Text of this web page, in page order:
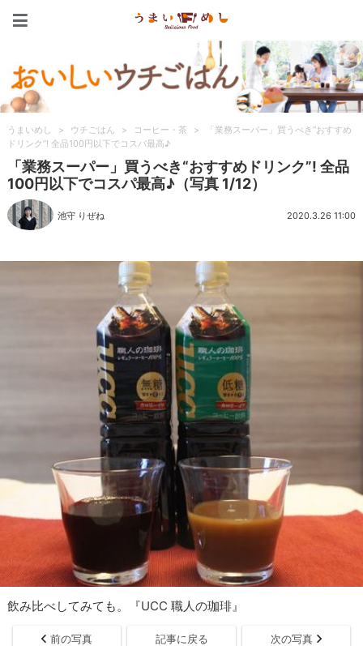
うまいめし > ウチごはん > コーヒー・茶 >
「業務スーパー」買うべき“おすすめ
ドリンク”! 全品100円以下でコスパ最高♪
「業務スーパー」買うべき“おすすめドリンク”! 全品
100円以下でコスパ最高♪（写真 1/12）
池守 りぜね 2020.3.26 11:00
飲み比べしてみても。『UCC 職人の珈琲』
前の写真 記事に戻る 次の写真